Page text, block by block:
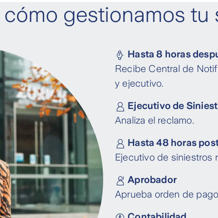
gestionamos tu
Hasta 8 horas
Recibe Central de
y ejecutivo.
Ejecutivo de
Analiza el reclamo.
Hasta 48 horas
Ejecutivo de siniestros
Aprobador
Aprueba orden de